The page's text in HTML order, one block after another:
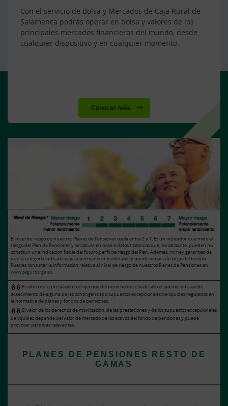
Con el servicio de Bolsa y Mercados de Caja Rural de
Salamanca podrás operar en bolsa y valores de los
principales mercados financieros del mundo, desde
cualquier dispositivo y en cualquier momento.
Conocer más
El nivel de riesgo de nuestros Planes de Pensiones oscila entre 2 y 7. Es un indicador que mide el
riesgo del Plan de Pensiones y se calcula en base a datos históricos que, no obstante, pueden no
constituir una indicación fiable del futuro perfil de riesgo del Plan. Además, no hay garantías de
que la categoría indicada vaya a permanecer inalterable y puede variar a lo largo del tiempo.
Puedes consultar la información relativa al nivel de riesgo de nuestros Planes de Pensiones en
www.segurosrga.es.
El cobro de la prestación o el ejercicio del derecho de rescate sólo es posible en caso de
acaecimiento de alguna de las contingencias o supuestos excepcionales de liquidez regulados en
la normativa de planes y fondos de pensiones.
El valor de los derechos de movilización, de las prestaciones y de los supuestos excepcionales
de liquidez depende del valor de mercado de los activos del fondo de pensiones y puede
provocar pérdidas relevantes.
PLANES DE PENSIONES RESTO DE
GAMAS